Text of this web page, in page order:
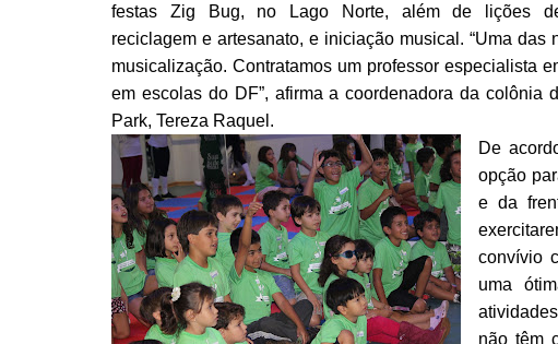
festas Zig Bug, no Lago Norte, além de lições
reciclagem e artesanato, e iniciação musical. “Uma
musicalização. Contratamos um professor especialista
em escolas do DF”, afirma a coordenadora da
Park, Tereza Raquel.
De
opção
e da
convívio
uma
não têm